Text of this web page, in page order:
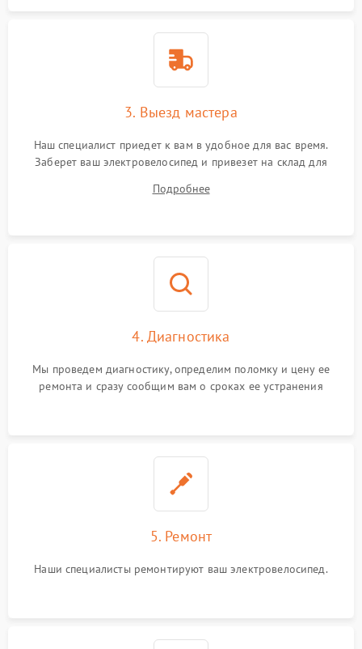
3. Выезд мастера
Наш специалист приедет к вам в удобное для вас время.
Заберет ваш электровелосипед и привезет на склад для
Подробнее
4. Диагностика
Мы проведем диагностику, определим поломку и цену ее
ремонта и сразу сообщим вам о сроках ее устранения
5. Ремонт
Наши специалисты ремонтируют ваш электровелосипед.